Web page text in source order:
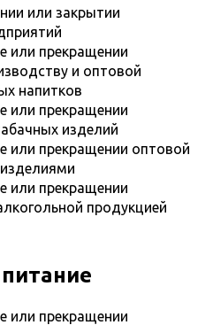
или закрытии
или прекращении
и оптовой
напитков
или прекращении
изделий
или прекращении оптовой
или прекращении
продукцией
или прекращении